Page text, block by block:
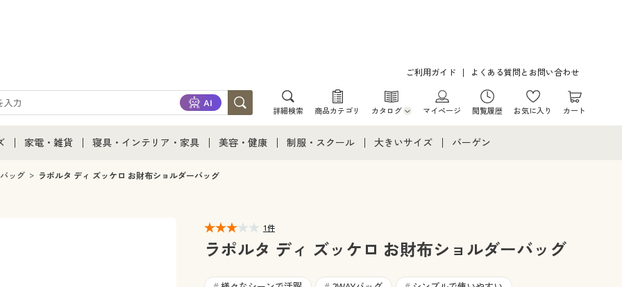
ご利用ガイド よくある質問とお問い合わせ
詳細検索 商品カテゴリ カタログ
カタログ・チラシからのご注文
マイページ 閲覧履歴 お気に入り カート
通販すべて
家電・雑貨
家電・雑貨すべて
寝具・インテリア・家具
寝具・インテリア・家具通販すべて
カーテン・ラグ・ファブリック
美容・健康 制服・スクール
ジュニア・ティーンズ下着
大きいサイズ
大きいサイズ レディース下着
大きいサイズ メンズ
バーゲン
ッグ ラポルタ ディ ズッケロ お財布ショルダーバッグ
1件
ラポルタ ディ ズッケロ お財布ショルダーバッグ